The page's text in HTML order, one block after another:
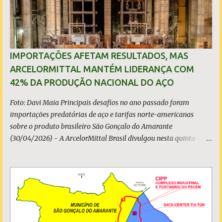
IMPORTAÇÕES AFETAM RESULTADOS, MAS
ARCELORMITTAL MANTÉM LIDERANÇA COM
42% DA PRODUÇÃO NACIONAL DO AÇO
Foto: Davi Maia Principais desafios no ano passado foram
importações predatórias de aço e tarifas norte-americanas
sobre o produto brasileiro São Gonçalo do Amarante
(30/04/2026) - A ArcelorMittal Brasil divulgou nesta quinta-
predatórias, sobretudo da China, e as tarifas impostas pelo
Governo dos Estados Unidos afetaram os resultados financeiros
e operacionais da organização e de todo o setor do aço brasileiro.
Ainda assim, a empresa manteve-se como líder no Brasil, com